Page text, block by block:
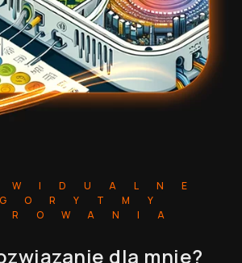
dla mnie?